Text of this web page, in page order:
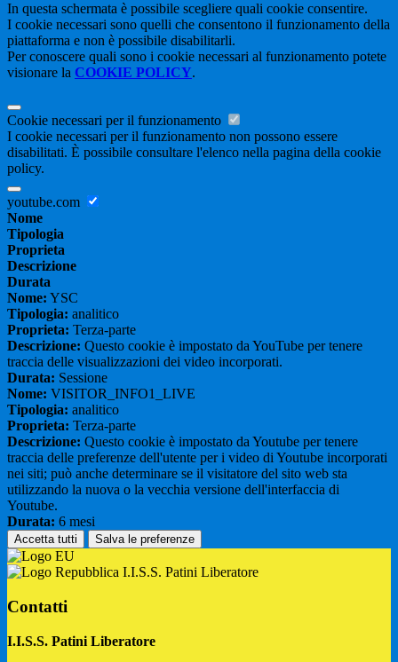
In questa schermata è possibile scegliere quali cookie consentire.
I cookie necessari sono quelli che consentono il funzionamento della
piattaforma e non è possibile disabilitarli.
Per conoscere quali sono i cookie necessari al funzionamento potete
visionare la COOKIE POLICY.
Cookie necessari per il funzionamento
I cookie necessari per il funzionamento non possono essere
disabilitati. È possibile consultare l'elenco nella pagina della cookie
policy.
youtube.com
Nome
Tipologia
Proprieta
Descrizione
Durata
Nome: YSC
Tipologia: analitico
Proprieta: Terza-parte
Descrizione: Questo cookie è impostato da YouTube per tenere
traccia delle visualizzazioni dei video incorporati.
Durata: Sessione
Nome: VISITOR_INFO1_LIVE
Tipologia: analitico
Proprieta: Terza-parte
Descrizione: Questo cookie è impostato da Youtube per tenere
traccia delle preferenze dell'utente per i video di Youtube incorporati
nei siti; può anche determinare se il visitatore del sito web sta
utilizzando la nuova o la vecchia versione dell'interfaccia di
Youtube.
Durata: 6 mesi
Accetta tutti Salva le preferenze
I.I.S.S. Patini Liberatore
Contatti
I.I.S.S. Patini Liberatore